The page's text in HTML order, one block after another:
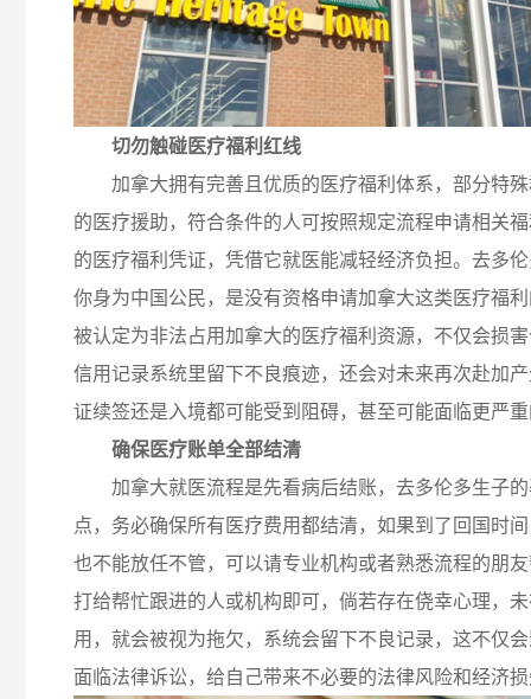
切勿触碰医疗福利红线
加拿大拥有完善且优质的医疗福利体系，部分特殊
的医疗援助，符合条件的人可按照规定流程申请相关
的医疗福利凭证，凭借它就医能减轻经济负担。去多
你身为中国公民，是没有资格申请加拿大这类医疗福
被认定为非法占用加拿大的医疗福利资源，不仅会损
信用记录系统里留下不良痕迹，还会对未来再次赴加
证续签还是入境都可能受到阻碍，甚至可能面临更严
确保医疗账单全部结清
加拿大就医流程是先看病后结账，去多伦多生子的
点，务必确保所有医疗费用都结清，如果到了回国时
也不能放任不管，可以请专业机构或者熟悉流程的朋
打给帮忙跟进的人或机构即可，倘若存在侥幸心理，
用，就会被视为拖欠，系统会留下不良记录，这不仅
面临法律诉讼，给自己带来不必要的法律风险和经济